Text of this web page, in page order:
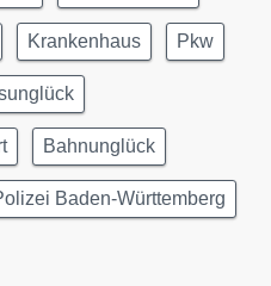
Krankenhaus Pkw
Bahnunglück
Baden-Württemberg